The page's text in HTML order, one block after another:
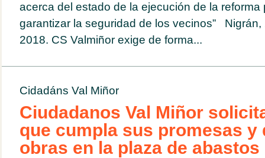
acerca del estado de la ejecución de la reforma
garantizar la seguridad de los vecinos” Nigrán,
2018. CS Valmiñor exige de forma...
Cidadáns Val Miñor
Ciudadanos Val Miñor
que cumpla sus promesas y
obras en la plaza de abastos